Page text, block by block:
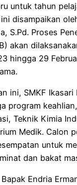
untuk tahun
disampaikan
S.Pd. Proses
akan
hingga 29
ini, SMKF Ikasari
program
Teknik Kimia
Medik. Calon
untuk
dan bakat
Endria